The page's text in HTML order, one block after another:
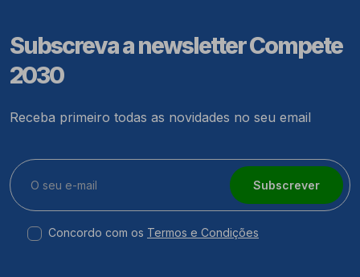
Subscreva a newsletter Compete
2030
Receba primeiro todas as novidades no seu email
Subscrever
Concordo com os Termos e Condições